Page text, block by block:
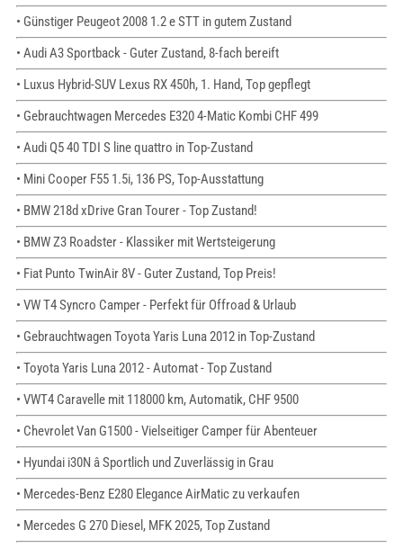
• Günstiger Peugeot 2008 1.2 e STT in gutem Zustand
• Audi A3 Sportback - Guter Zustand, 8-fach bereift
• Luxus Hybrid-SUV Lexus RX 450h, 1. Hand, Top gepflegt
• Gebrauchtwagen Mercedes E320 4-Matic Kombi CHF 499
• Audi Q5 40 TDI S line quattro in Top-Zustand
• Mini Cooper F55 1.5i, 136 PS, Top-Ausstattung
• BMW 218d xDrive Gran Tourer - Top Zustand!
• BMW Z3 Roadster - Klassiker mit Wertsteigerung
• Fiat Punto TwinAir 8V - Guter Zustand, Top Preis!
• VW T4 Syncro Camper - Perfekt für Offroad & Urlaub
• Gebrauchtwagen Toyota Yaris Luna 2012 in Top-Zustand
• Toyota Yaris Luna 2012 - Automat - Top Zustand
• VWT4 Caravelle mit 118000 km, Automatik, CHF 9500
• Chevrolet Van G1500 - Vielseitiger Camper für Abenteuer
• Hyundai i30N â Sportlich und Zuverlässig in Grau
• Mercedes-Benz E280 Elegance AirMatic zu verkaufen
• Mercedes G 270 Diesel, MFK 2025, Top Zustand